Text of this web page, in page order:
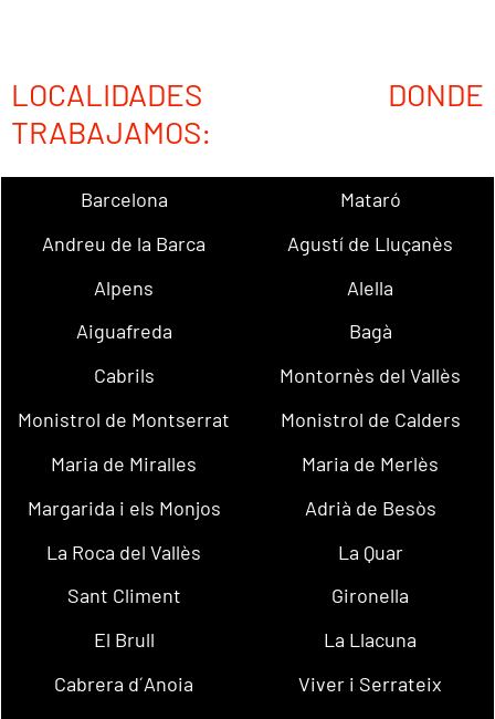
LOCALIDADES DONDE
TRABAJAMOS:
Barcelona
Mataró
Andreu de la Barca
Agustí de Lluçanès
Alpens
Alella
Aiguafreda
Bagà
Cabrils
Montornès del Vallès
Monistrol de Montserrat
Monistrol de Calders
Maria de Miralles
Maria de Merlès
Margarida i els Monjos
Adrià de Besòs
La Roca del Vallès
La Quar
Sant Climent
Gironella
El Brull
La Llacuna
Cabrera d´Anoia
Viver i Serrateix